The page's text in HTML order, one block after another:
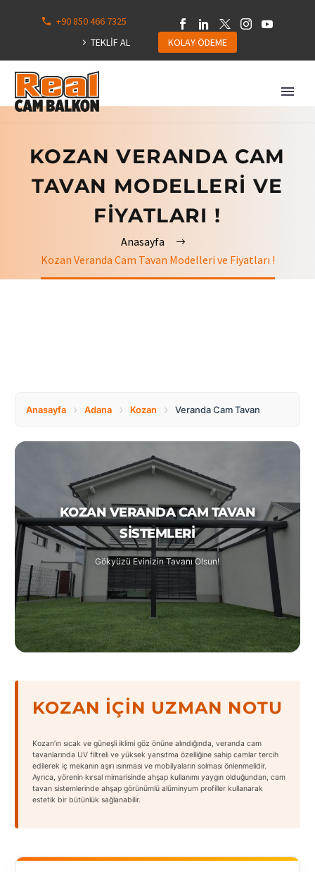
+90 850 466 7325
TEKLİF AL
KOLAY ÖDEME
KOZAN VERANDA CAM
TAVAN MODELLERI VE
FIYATLARI !
Anasayfa
Kozan Veranda Cam Tavan Modelleri ve Fiyatları !
Anasayfa › Adana › Kozan › Veranda Cam Tavan
KOZAN VERANDA CAM TAVAN
SISTEMLERI
Gökyüzü Evinizin Tavanı Olsun!
KOZAN İÇIN UZMAN NOTU
Kozan’ın sıcak ve güneşli iklimi göz önüne alındığında, veranda cam
tavanlarında UV filtreli ve yüksek yansıtma özelliğine sahip camlar tercih
edilerek iç mekanın aşırı ısınması ve mobilyaların solması önlenmelidir.
Ayrıca, yörenin kırsal mimarisinde ahşap kullanımı yaygın olduğundan, cam
tavan sistemlerinde ahşap görünümlü alüminyum profiller kullanarak
estetik bir bütünlük sağlanabilir.
113
Hepsini
Göster
Bulgaria
Canada
Czech
Netherlands
Poland
Romania
Switzerland
Turkey
United
States
Şehirler
Adana